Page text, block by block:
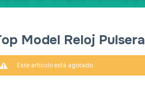
Model Reloj Pulsera
Este artículo está agotado.